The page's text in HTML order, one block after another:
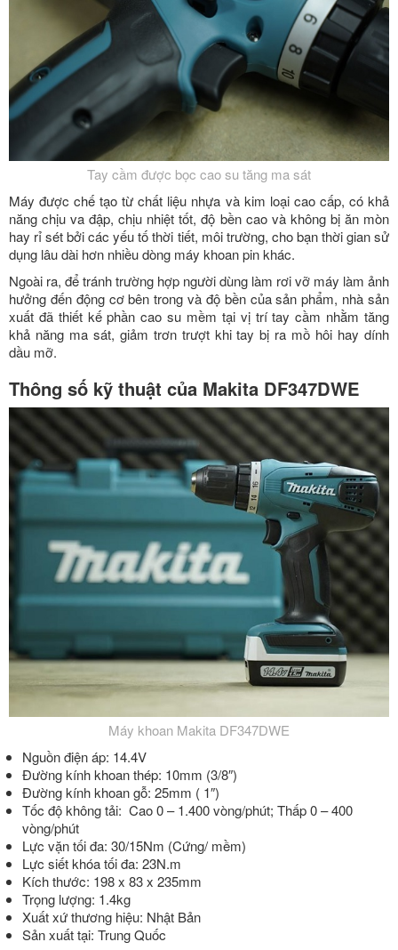
Tay cầm được bọc cao su tăng ma sát
Máy được chế tạo từ chất liệu nhựa và kim loại cao cấp, có khả
năng chịu va đập, chịu nhiệt tốt, độ bền cao và không bị ăn mòn
hay rỉ sét bởi các yếu tố thời tiết, môi trường, cho bạn thời gian sử
dụng lâu dài hơn nhiều dòng máy khoan pin khác.
Ngoài ra, để tránh trường hợp người dùng làm rơi vỡ máy làm ảnh
hưởng đến động cơ bên trong và độ bền của sản phẩm, nhà sản
xuất đã thiết kế phần cao su mềm tại vị trí tay cầm nhằm tăng
khả năng ma sát, giảm trơn trượt khi tay bị ra mồ hôi hay dính
dầu mỡ.
Thông số kỹ thuật của Makita DF347DWE
Máy khoan Makita DF347DWE
Nguồn điện áp: 14.4V
Đường kính khoan thép: 10mm (3/8″)
Đường kính khoan gỗ: 25mm ( 1″)
Tốc độ không tải: Cao 0 – 1.400 vòng/phút; Thấp 0 – 400
vòng/phút
Lực vặn tối đa: 30/15Nm (Cứng/ mềm)
Lực siết khóa tối đa: 23N.m
Kích thước: 198 x 83 x 235mm
Trọng lượng: 1.4kg
Xuất xứ thương hiệu: Nhật Bản
Sản xuất tại: Trung Quốc